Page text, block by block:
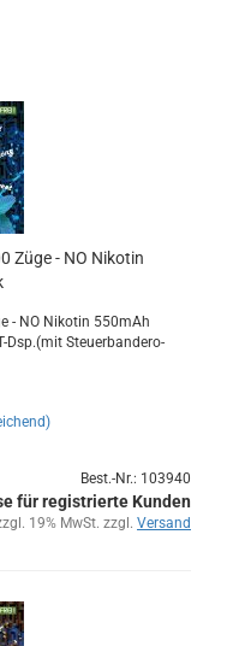
Züge - NO Ni­ko­tin
- NO Ni­ko­tin 550mAh
Dsp.(mit Steu­er­ban­de­ro­
Best.-Nr.: 103940
für registrierte Kunden
19% MwSt. zzgl. Versand